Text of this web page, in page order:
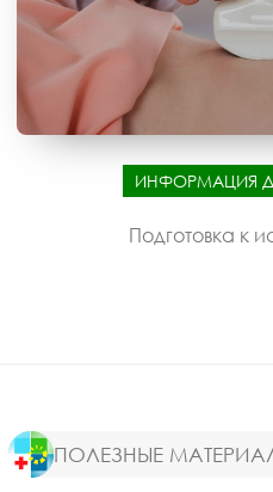
ИНФОРМАЦИЯ
Подготовка к
ПОЛЕЗНЫЕ